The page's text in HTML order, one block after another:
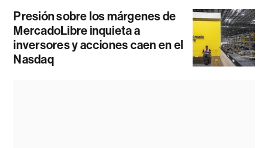
Presión sobre los márgenes de
MercadoLibre inquieta a
inversores y acciones caen en el
Nasdaq